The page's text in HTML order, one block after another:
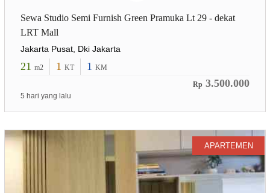
Sewa Studio Semi Furnish Green Pramuka Lt 29 - dekat
LRT Mall
Jakarta Pusat, Dki Jakarta
21 m2 1 KT 1 KM
Rp 3.500.000
5 hari yang lalu
APARTEMEN